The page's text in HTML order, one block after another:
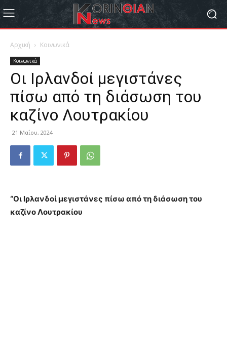
Αρχική Κοινωνικά
Κοινωνικά
Οι Ιρλανδοί μεγιστάνες
πίσω από τη διάσωση του
καζίνο Λουτρακίου
21 Μαΐου, 2024
“Οι Ιρλανδοί μεγιστάνες πίσω από τη διάσωση του
καζίνο Λουτρακίου